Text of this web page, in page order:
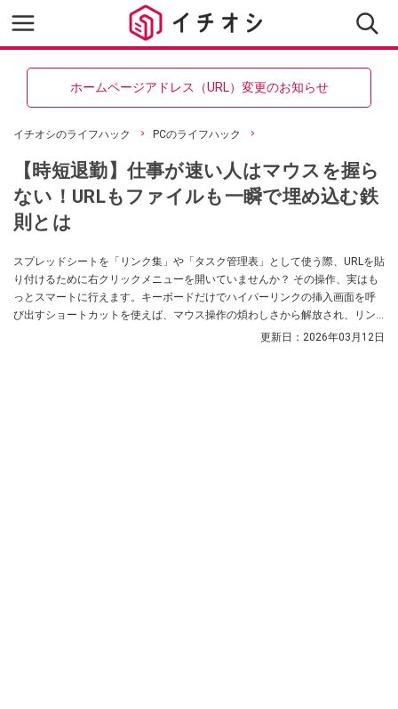
ホームページアドレス（URL）変更のお知らせ
イチオシのライフハック PCのライフハック
【時短退勤】仕事が速い人はマウスを握ら
ない！URLもファイルも一瞬で埋め込む鉄
則とは
スプレッドシートを「リンク集」や「タスク管理表」として使う際、URLを貼
り付けるために右クリックメニューを開いていませんか？ その操作、実はも
っとスマートに行えます。キーボードだけでハイパーリンクの挿入画面を呼
び出すショートカットを使えば、マウス操作の煩わしさから解放され、リン
ク設定がサクサク進みます。資料のユーザビリティを高める必須テクニック
更新日： 2026年03月12日